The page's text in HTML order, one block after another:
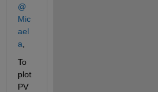
@
Mic
ael
a
To
plot
PV